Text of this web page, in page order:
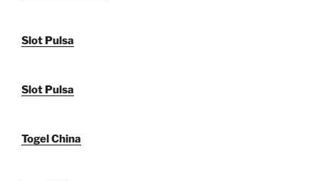
Slot Pulsa
Slot Pulsa
Togel China